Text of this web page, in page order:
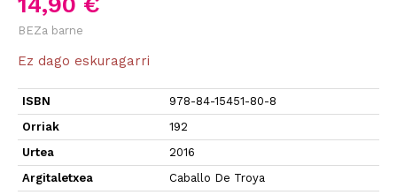
BEZa barne
Ez dago eskuragarri
ISBN
978-84-15451-80-8
Orriak
192
Urtea
2016
Argitaletxea
Caballo De Troya